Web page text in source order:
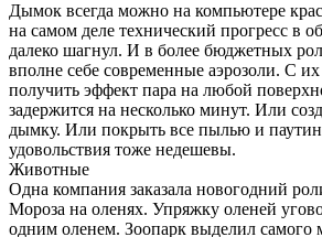
Дымок всегда можно на компьютере
на самом деле технический прогресс в
далеко шагнул. И в более бюджетных
вполне себе современные аэрозоли. С
получить эффект пара на любой
задержится на несколько минут. Или
дымку. Или покрыть все пылью и
удовольствия тоже недешевы.
Животные
Одна компания заказала новогодний
Мороза на оленях. Упряжку оленей
одним оленем. Зоопарк выделил